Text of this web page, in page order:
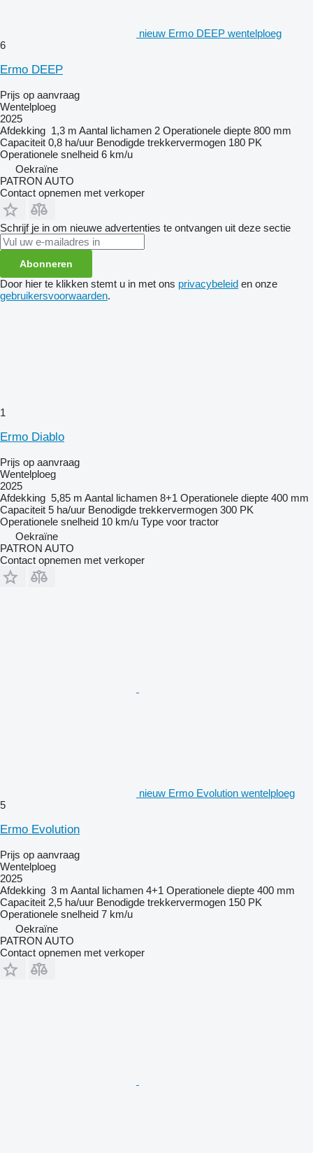
nieuw Ermo DEEP wentelploeg
6
Ermo DEEP
Prijs op aanvraag
Wentelploeg
2025
Afdekking 1,3 m Aantal lichamen 2 Operationele diepte 800 mm
Capaciteit 0,8 ha/uur Benodigde trekkervermogen 180 PK
Operationele snelheid 6 km/u
Oekraïne
PATRON AUTO
Contact opnemen met verkoper
Schrijf je in om nieuwe advertenties te ontvangen uit deze sectie
Abonneren
Door hier te klikken stemt u in met ons privacybeleid en onze
gebruikersvoorwaarden.
1
Ermo Diablo
Prijs op aanvraag
Wentelploeg
2025
Afdekking 5,85 m Aantal lichamen 8+1 Operationele diepte 400 mm
Capaciteit 5 ha/uur Benodigde trekkervermogen 300 PK
Operationele snelheid 10 km/u Type voor tractor
Oekraïne
PATRON AUTO
Contact opnemen met verkoper
nieuw Ermo Evolution wentelploeg
5
Ermo Evolution
Prijs op aanvraag
Wentelploeg
2025
Afdekking 3 m Aantal lichamen 4+1 Operationele diepte 400 mm
Capaciteit 2,5 ha/uur Benodigde trekkervermogen 150 PK
Operationele snelheid 7 km/u
Oekraïne
PATRON AUTO
Contact opnemen met verkoper